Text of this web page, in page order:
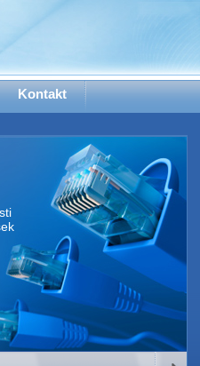
Kontakt